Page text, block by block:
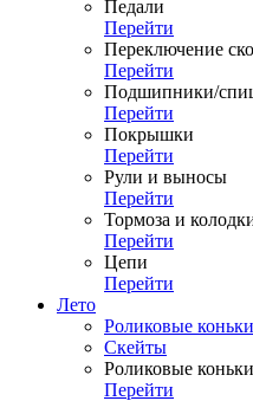
Педали
Перейти
Переключение
Перейти
Подшипники/
Перейти
Покрышки
Перейти
Рули и выносы
Перейти
Тормоза и
Перейти
Цепи
Перейти
Лето
Роликовые коньки
Скейты
Роликовые коньки
Перейти